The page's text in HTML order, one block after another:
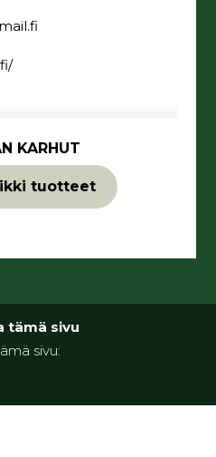
KARHUT
tuotteet
tämä sivu
sivu: